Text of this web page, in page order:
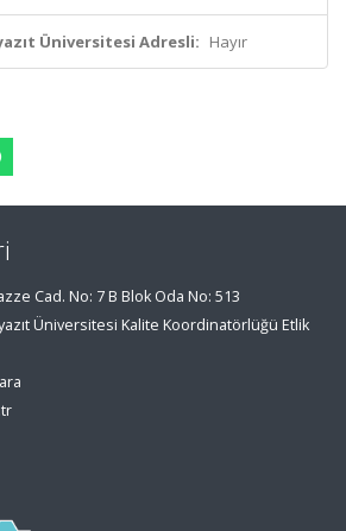
Üniversitesi Adresli: Hayır
Cad. No: 7 B Blok Oda No: 513
Üniversitesi Kalite Koordinatörlüğü Etlik